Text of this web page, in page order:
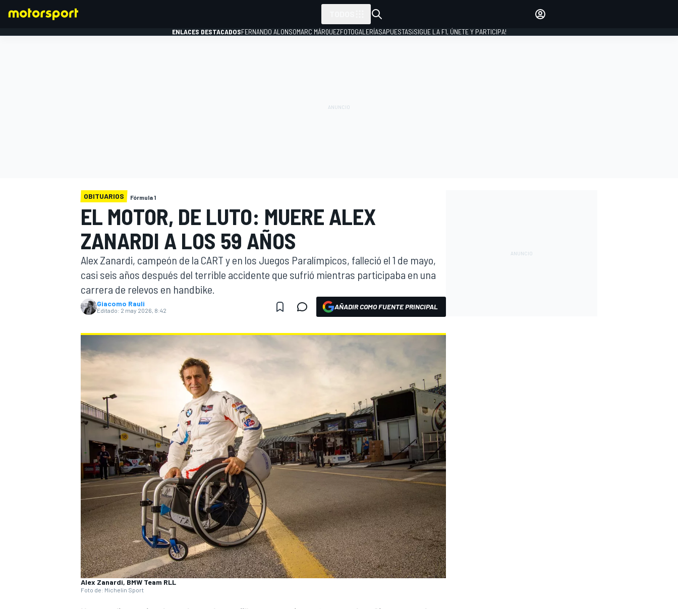
WEC FÓRMULA E
ENLACES DESTACADOSFERNANDO ALONSOMARC MÁRQUEZFOTOGALERÍASAPUESTAS¡SIGUE LA F1, ÚNETE Y PARTICIPA!
OBITUARIOS Fórmula 1
EL MOTOR, DE LUTO: MUERE ALEX
ZANARDI A LOS 59 AÑOS
Alex Zanardi, campeón de la CART y en los Juegos Paralímpicos, falleció el 1 de mayo,
casi seis años después del terrible accidente que sufrió mientras participaba en una
carrera de relevos en handbike.
Giacomo Rauli
Editado: 2 may 2026, 8:42 AÑADIR COMO FUENTE PRINCIPAL
Alex Zanardi, BMW Team RLL
Foto de: Michelin Sport